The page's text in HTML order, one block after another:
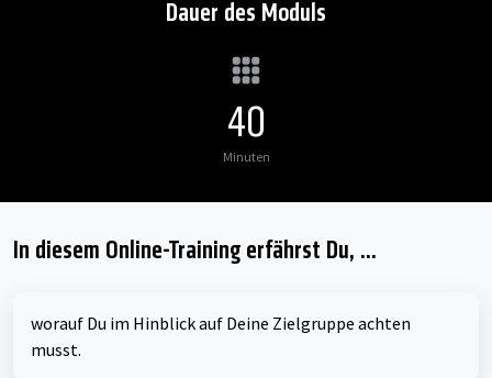
Dauer des Moduls
40
Minuten
In diesem Online-Training erfährst Du, ...
worauf Du im Hinblick auf Deine Zielgruppe achten
musst.